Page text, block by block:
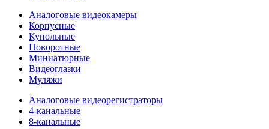
Аналоговые видеокамеры
Корпусные
Купольные
Поворотные
Миниатюрные
Видеоглазки
Муляжи
Аналоговые видеорегистраторы
4-канальные
8-канальные